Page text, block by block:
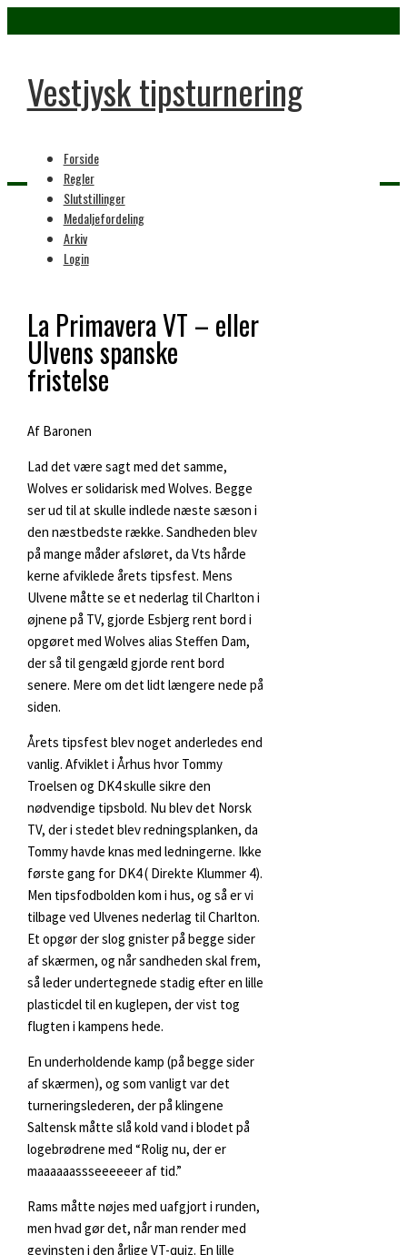
Vestjysk tipsturnering
Forside
Regler
Slutstillinger
Medaljefordeling
Arkiv
Login
Home
2000 Tipsfesten
La Primavera VT – eller
Ulvens spanske
fristelse
Af Baronen
Lad det være sagt med det samme,
Wolves er solidarisk med Wolves. Begge
ser ud til at skulle indlede næste sæson i
den næstbedste række. Sandheden blev
på mange måder afsløret, da Vts hårde
kerne afviklede årets tipsfest. Mens
Ulvene måtte se et nederlag til Charlton i
øjnene på TV, gjorde Esbjerg rent bord i
opgøret med Wolves alias Steffen Dam,
der så til gengæld gjorde rent bord
senere. Mere om det lidt længere nede på
siden.
Årets tipsfest blev noget anderledes end
vanlig. Afviklet i Århus hvor Tommy
Troelsen og DK4 skulle sikre den
nødvendige tipsbold. Nu blev det Norsk
TV, der i stedet blev redningsplanken, da
Tommy havde knas med ledningerne. Ikke
første gang for DK4 ( Direkte Klummer 4).
Men tipsfodbolden kom i hus, og så er vi
tilbage ved Ulvenes nederlag til Charlton.
Et opgør der slog gnister på begge sider
af skærmen, og når sandheden skal frem,
så leder undertegnede stadig efter en lille
plasticdel til en kuglepen, der vist tog
flugten i kampens hede.
En underholdende kamp (på begge sider
af skærmen), og som vanligt var det
turneringslederen, der på klingene
Saltensk måtte slå kold vand i blodet på
logebrødrene med “Rolig nu, der er
maaaaaassseeeeeer af tid.”
Rams måtte nøjes med uafgjort i runden,
men hvad gør det, når man render med
gevinsten i den årlige VT-quiz. En lille